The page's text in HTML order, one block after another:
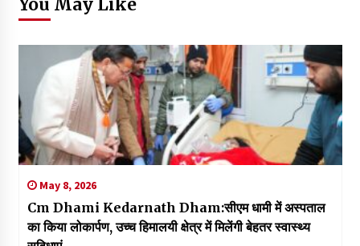
May 8, 2026
Cm Dhami Kedarnath Dham:सीएम धामी में अस्पताल
का किया लोकार्पण, उच्च हिमालयी क्षेत्र में मिलेंगी बेहतर स्वास्थ्य